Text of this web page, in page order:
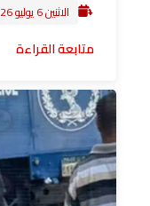
الاثنين 6 يوليو 2026 2:00 م
متابعة القراءة